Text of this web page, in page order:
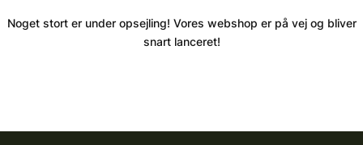
Noget stort er under opsejling! Vores webshop er på vej og bliver
snart lanceret!